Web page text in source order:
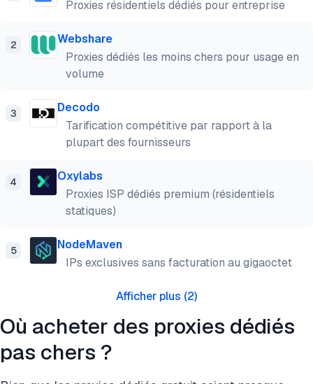
Proxies résidentiels dédiés pour entreprise
2
Webshare
Proxies dédiés les moins chers pour usage en
volume
3
Decodo
Tarification compétitive par rapport à la
plupart des fournisseurs
4
Oxylabs
Proxies ISP dédiés premium (résidentiels
statiques)
5
NodeMaven
IPs exclusives sans facturation au gigaoctet
Afficher plus (2)
Où acheter des proxies dédiés
pas chers ?